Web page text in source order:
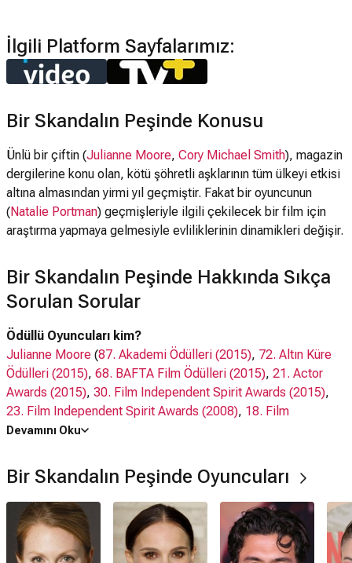
İlgili Platform Sayfalarımız:
Bir Skandalın Peşinde Konusu
Ünlü bir çiftin (Julianne Moore, Cory Michael Smith), magazin
dergilerine konu olan, kötü şöhretli aşklarının tüm ülkeyi etkisi
altına almasından yirmi yıl geçmiştir. Fakat bir oyuncunun
(Natalie Portman) geçmişleriyle ilgili çekilecek bir film için
araştırma yapmaya gelmesiyle evliliklerinin dinamikleri değişir.
Bir Skandalın Peşinde Hakkında Sıkça
Sorulan Sorular
Ödüllü Oyuncuları kim?
Julianne Moore (87. Akademi Ödülleri (2015), 72. Altın Küre
Ödülleri (2015), 68. BAFTA Film Ödülleri (2015), 21. Actor
Awards (2015), 30. Film Independent Spirit Awards (2015),
23. Film Independent Spirit Awards (2008), 18. Film
Independent Spirit Awards (2003)
Ödülleri (2011)
62. Altın Küre Ödülleri (2005)
64. BAFTA Film
Ödülleri (2011),51. César Awards (2026), 17. Actor Awards
(2011),26. Film Independent Spirit Awards (2011))
Charles Melton
33. Gotham Film Awards (2023))
D.W. Moffett(7. Actor Awards (2001)
Devamını Oku
Bir Skandalın Peşinde Oyuncuları